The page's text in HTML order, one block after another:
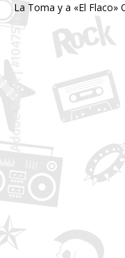
La Toma y a «El Flaco»